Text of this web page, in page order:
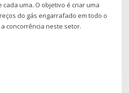
uma. O objetivo é criar uma
do gás engarrafado em todo o
concorrência neste setor.